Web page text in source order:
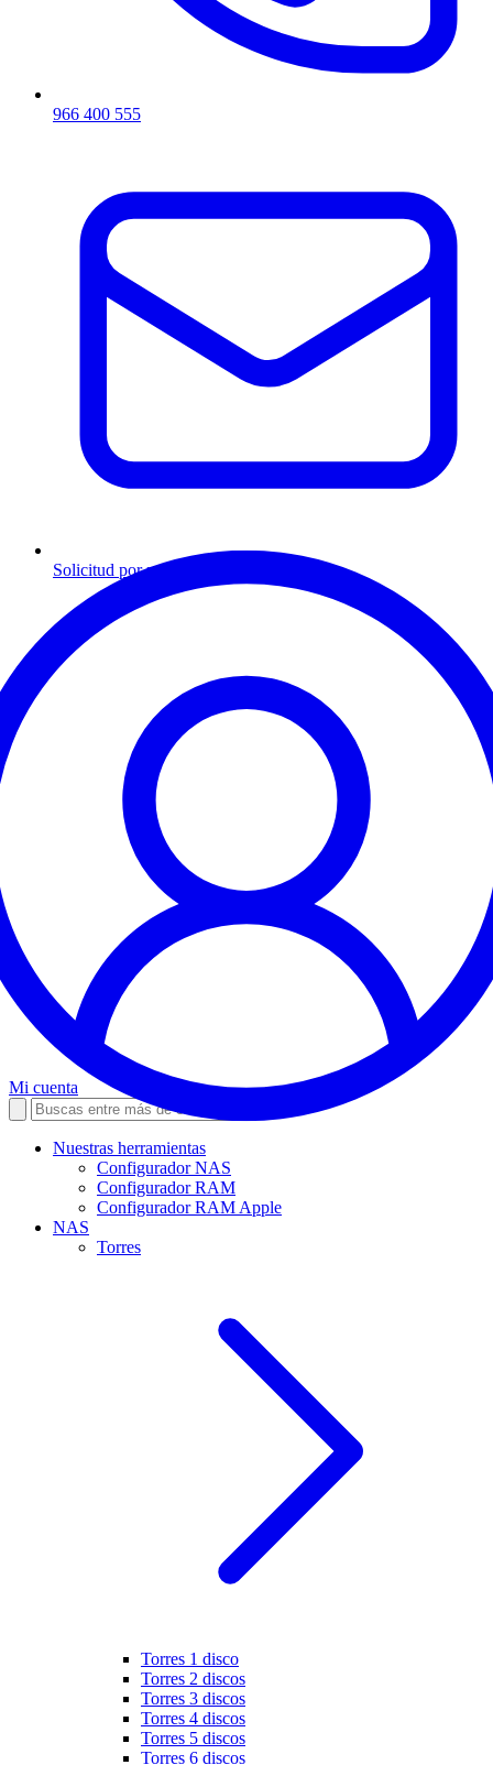
966 400 555
Solicitud por mensaje
Mi cuenta
Nuestras herramientas
Configurador NAS
Configurador RAM
Configurador RAM Apple
NAS
Torres
Torres 1 disco
Torres 2 discos
Torres 3 discos
Torres 4 discos
Torres 5 discos
Torres 6 discos